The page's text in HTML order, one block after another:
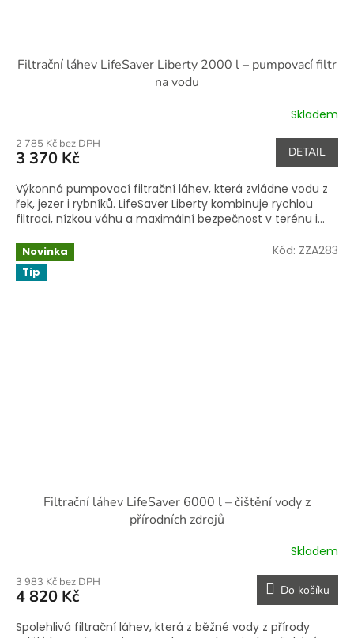
Filtrační láhev LifeSaver Liberty 2000 l – pumpovací filtr
na vodu
Skladem
2 785 Kč bez DPH
3 370 Kč DETAIL
Výkonná pumpovací filtrační láhev, která zvládne vodu z
řek, jezer i rybníků. LifeSaver Liberty kombinuje rychlou
filtraci, nízkou váhu a maximální bezpečnost v terénu i...
Novinka
Tip
Filtrační láhev LifeSaver 6000 l – čištění vody z
přírodních zdrojů
Skladem
3 983 Kč bez DPH
4 820 Kč Do košíku
Spolehlivá filtrační láhev, která z běžné vody z přírody
Kód: ZZA283